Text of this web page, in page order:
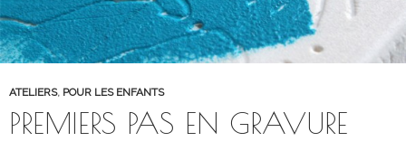
ATELIERS, POUR LES ENFANTS
PREMIERS PAS EN GRAVURE